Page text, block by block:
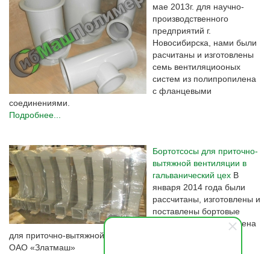
мае 2013г. для научно-
производственного
предприятий г.
Новосибирска, нами были
расчитаны и изготовлены
семь вентиляциооных
систем из полипропилена
с фланцевыми
соединениями.
Подробнее...
Бортотсосы для приточно-
вытяжной вентиляции в
гальванический цех В
января 2014 года были
рассчитаны, изготовлены и
поставлены бортовые
отсосы из полипропилена
для приточно-вытяжной вентиляции в гальванический цех
ОАО «Златмаш»